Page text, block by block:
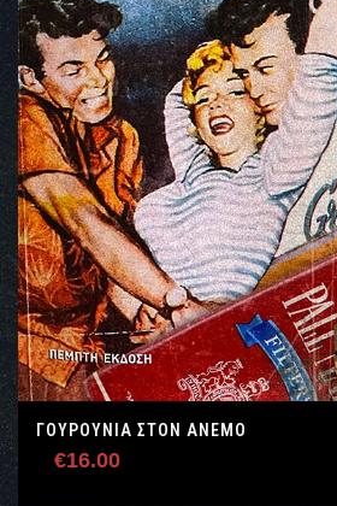
ΓΟΥΡΟΥΝΙΑ ΣΤΟΝ ΑΝΕΜΟ
€16.00